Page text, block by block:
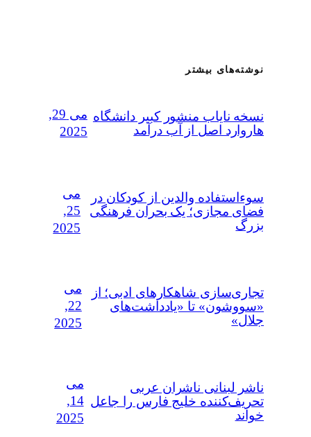
نوشته‌های بیشتر
نسخه نایاب منشور کبیر دانشگاه
هاروارد اصل از آب درآمد
می 29,
2025
سوءاستفاده‌ والدین از کودکان در
فضای مجازی؛ یک بحران فرهنگی
بزرگ
می
25,
2025
تجاری‌سازی شاهکارهای ادبی؛ از
«سووشون» تا «یادداشت‌های
جلال»
می
22,
2025
ناشر لبنانی ناشران عربی
تحریف‌کننده خلیج فارس را جاعل
خواند
می
14,
2025